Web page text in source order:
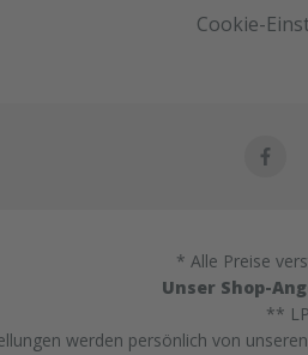
Cookie-
* Alle Preise
Unser Shop-
**
werden persönlich von